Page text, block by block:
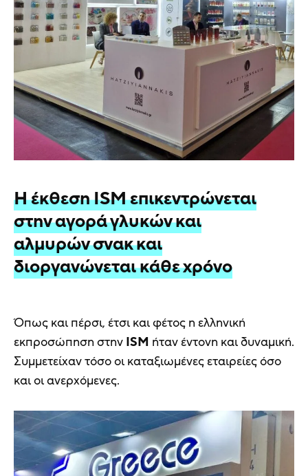
Η έκθεση ISM επικεντρώνεται
στην αγορά γλυκών και
αλμυρών σνακ και
διοργανώνεται κάθε χρόνο
Όπως και πέρσι, έτσι και φέτος η ελληνική
εκπροσώπηση στην ISM ήταν έντονη και δυναμική.
Συμμετείχαν τόσο οι καταξιωμένες εταιρείες όσο
και οι ανερχόμενες.